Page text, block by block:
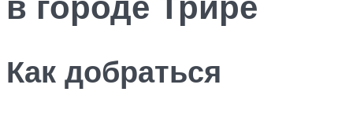
Как добраться